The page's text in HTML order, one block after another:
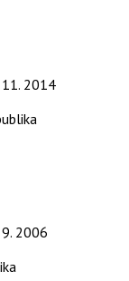
2014
2006